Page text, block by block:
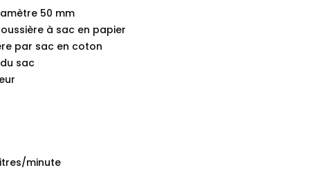
50 mm
à sac en papier
par sac en coton
sac
minute